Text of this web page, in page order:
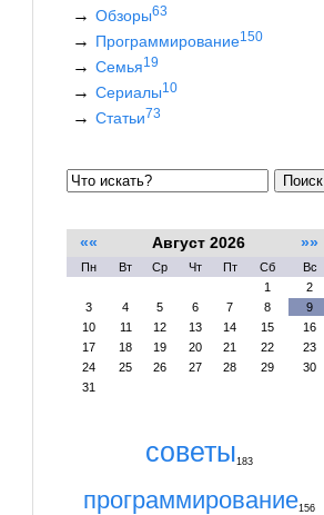
Обзоры63
Программирование150
Семья19
Сериалы10
Статьи 73
Поиск
«« Август 2026 »»
Пн Вт Ср Чт Пт Сб
Вс
1
2
3
4 5 6 7 8
9
10
11 12 13 14 15
16
17
18 19 20 21 22
23
24
25 26 27 28 29
30
31
советы183
программирование156